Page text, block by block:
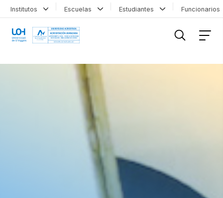
Institutos Escuelas Estudiantes